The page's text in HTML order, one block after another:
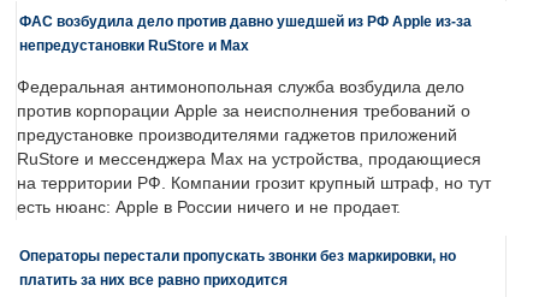
ФАС возбудила дело против давно ушедшей из РФ Apple из-за
непредустановки RuStore и Max
Федеральная антимонопольная служба возбудила дело
против корпорации Apple за неисполнения требований о
предустановке производителями гаджетов приложений
RuStore и мессенджера Max на устройства, продающиеся
на территории РФ. Компании грозит крупный штраф, но тут
есть нюанс: Apple в России ничего и не продает.
Операторы перестали пропускать звонки без маркировки, но
платить за них все равно приходится